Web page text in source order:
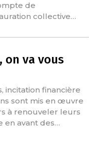
de
collective…
on va vous
incitation financière
sont mis en œuvre
à renouveler leurs
en avant des…